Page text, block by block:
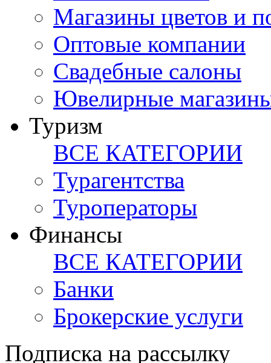
Магазины цветов и
Оптовые компании
Свадебные салоны
Ювелирные
Туризм
ВСЕ КАТЕГОРИИ
Турагентства
Туроператоры
Финансы
ВСЕ КАТЕГОРИИ
Банки
Брокерские услуги
Подписка на рассылку